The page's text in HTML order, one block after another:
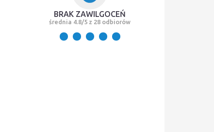
BRAK ZAWILGOCEŃ
średnia 4.8/5 z 28 odbiorów